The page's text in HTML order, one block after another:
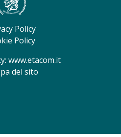
Policy
Policy
www.etacom.it
del sito